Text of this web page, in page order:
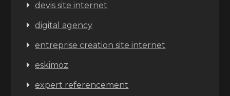
devis site internet
digital agency
entreprise creation site internet
eskimoz
expert referencement